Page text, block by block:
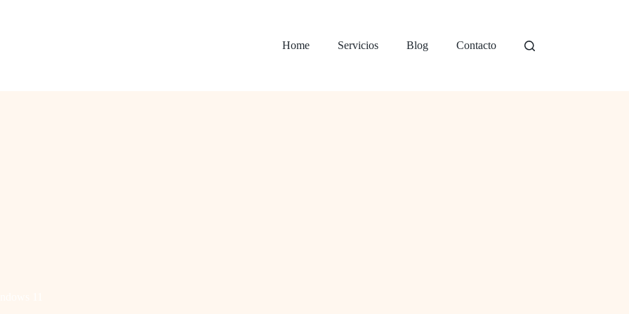
Home
Servicios Blog Contacto